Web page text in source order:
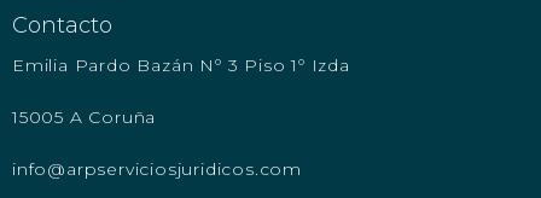
Contacto
Emilia Pardo Bazán Nº 3 Piso 1º Izda
15005 A Coruña
info@arpserviciosjuridicos.com